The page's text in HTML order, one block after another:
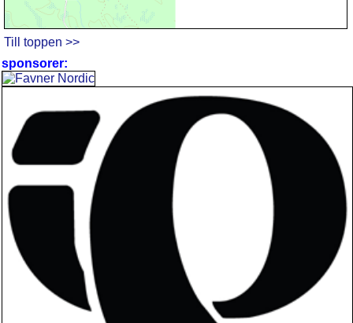
Till toppen >>
sponsorer: